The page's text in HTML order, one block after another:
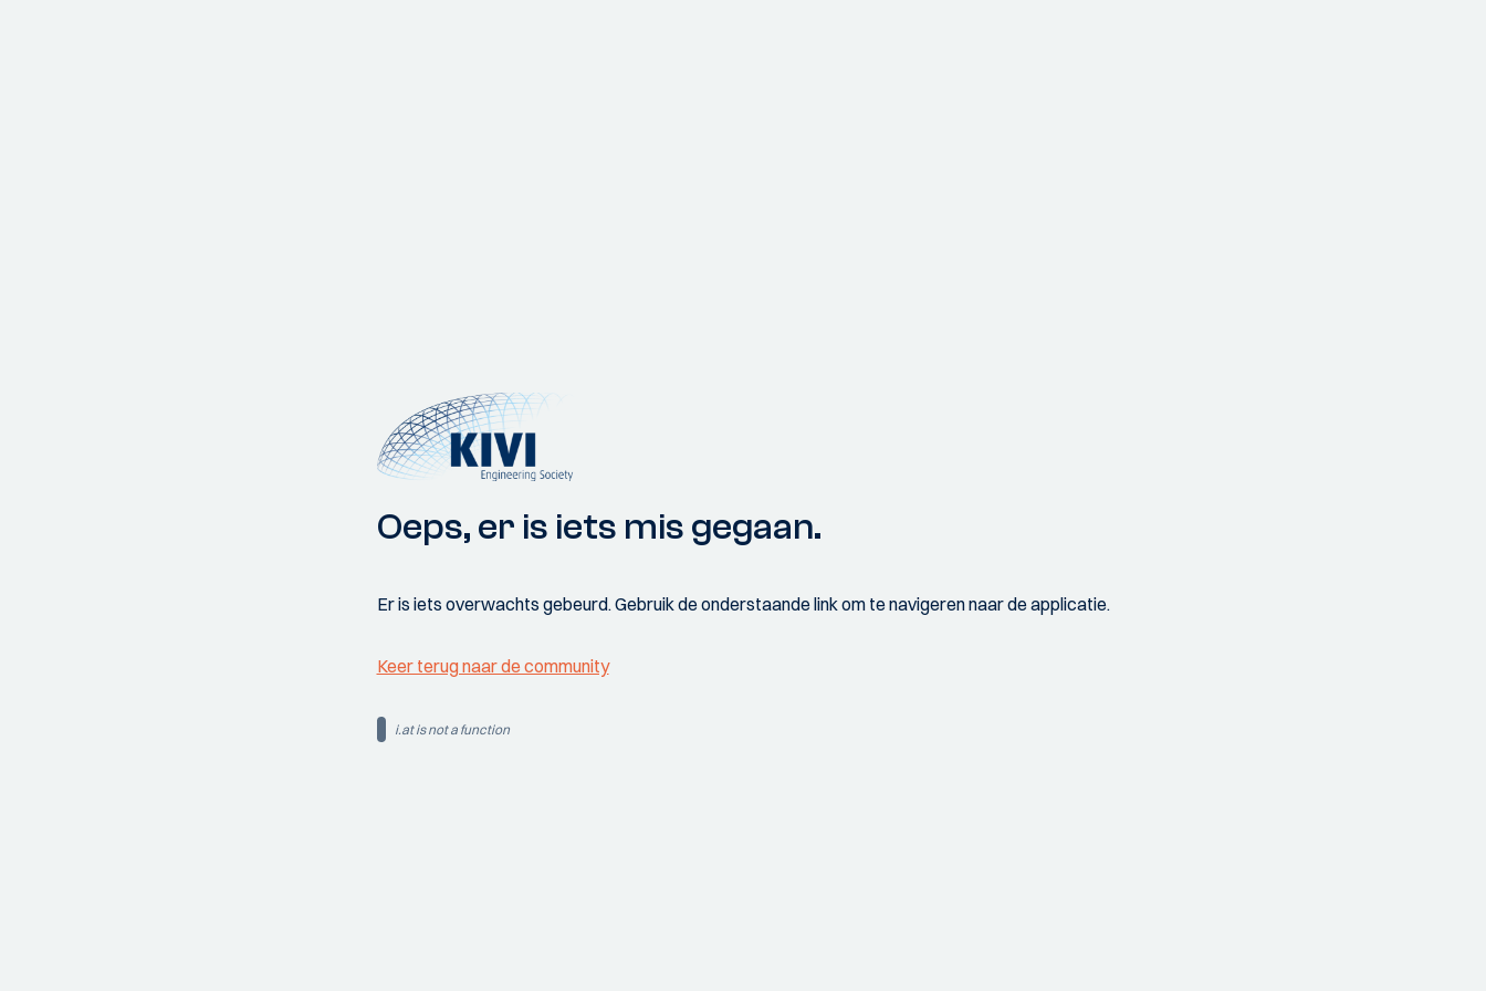
Oeps, er is iets mis gegaan.
Er is iets overwachts gebeurd. Gebruik de onderstaande link om te navigeren naar de applicatie.
Keer terug naar de community
i.at is not a function